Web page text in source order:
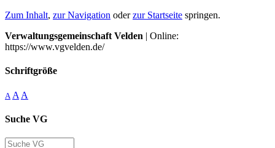
Zum Inhalt, zur Navigation oderzur Startseite springen.
Verwaltungsgemeinschaft Velden | Online:
https://www.vgvelden.de/
Schriftgröße
A A A
Suche VG